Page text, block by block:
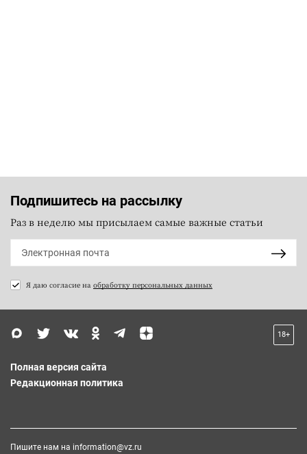
Подпишитесь на рассылку
Раз в неделю мы присылаем самые важные статьи
Я даю согласие на обработку персональных данных
18+
Полная версия сайта
Редакционная политика
Пишите нам на information@vz.ru